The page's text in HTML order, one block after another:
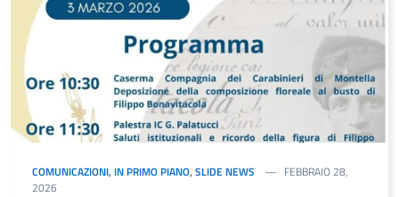
COMUNICAZIONI, IN PRIMO PIANO, SLIDE NEWS
FEBBRAIO 28,
2026